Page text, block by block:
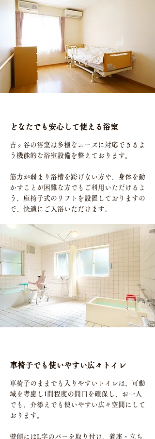
どなたでも安心して使える浴室
吉ヶ谷の浴室は多様なニーズに対応できるよ
う機能的な浴室設備を整えております。
​筋力が弱まり浴槽を跨げない方や、身体を動
かすことが困難な方でもご利用いただけるよ
う、座椅子式のリフトを設置しておりますの
で、快適にご入浴いただけます。
車椅子でも使いやすい広々トイレ
車椅子のままでも入りやすいトイレは、可動
域を考慮し1間程度の間口を確保し、お一人
でも、介添えでも使いやすい広々空間にして
おります。
​壁側にはL字のバーを取り付け、着座・立ち